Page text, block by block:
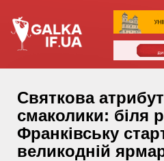
Святкова
смаколики: біля
Франківську
великодній